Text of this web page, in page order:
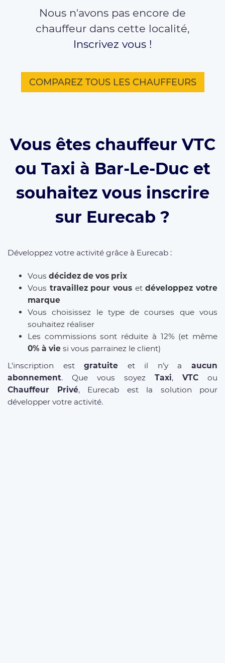
Nous n'avons pas encore de
chauffeur dans cette localité,
Inscrivez vous !
COMPAREZ TOUS LES CHAUFFEURS
Vous êtes chauffeur VTC
ou Taxi à Bar-Le-Duc et
souhaitez vous inscrire
sur Eurecab ?
Développez votre activité grâce à Eurecab :
Vous décidez de vos prix
Vous travaillez pour vous etdéveloppez votre
marque
Vous choisissez le type de courses que vous
souhaitez réaliser
Les commissions sont réduite à 12% (et même
0% à vie si vous parrainez le client)
L’inscription estgratuite et il n’y aaucun
abonnement. Que vous soyez Taxi, VTC ou
Chauffeur Privé, Eurecab est la solution pour
développer votre activité.